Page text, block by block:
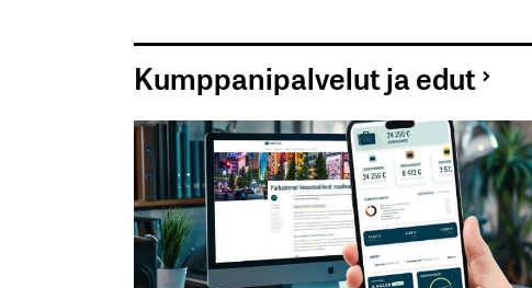
Kumppanipalvelut ja edut